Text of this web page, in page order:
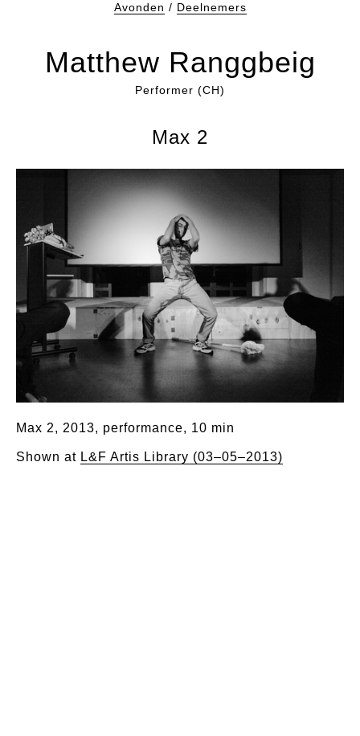
Avonden / Deelnemers
Matthew Ranggbeig
Performer (CH)
Max 2
Max 2, 2013, performance, 10 min
Shown at L&F Artis Library (03–05–2013)